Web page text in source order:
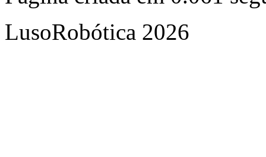
LusoRobótica 2026